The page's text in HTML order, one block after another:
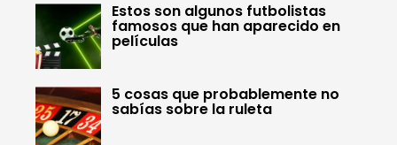
Estos son algunos futbolistas
famosos que han aparecido en
películas
5 cosas que probablemente no
sabías sobre la ruleta